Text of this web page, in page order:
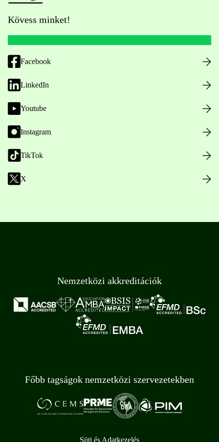
Kövess minket!
Facebook
LinkedIn
Youtube
Instagram
TikTok
X
Nemzetközi akkreditációk
Főbb tagságok nemzetközi szervezetekben
Süti és Adatkezelés